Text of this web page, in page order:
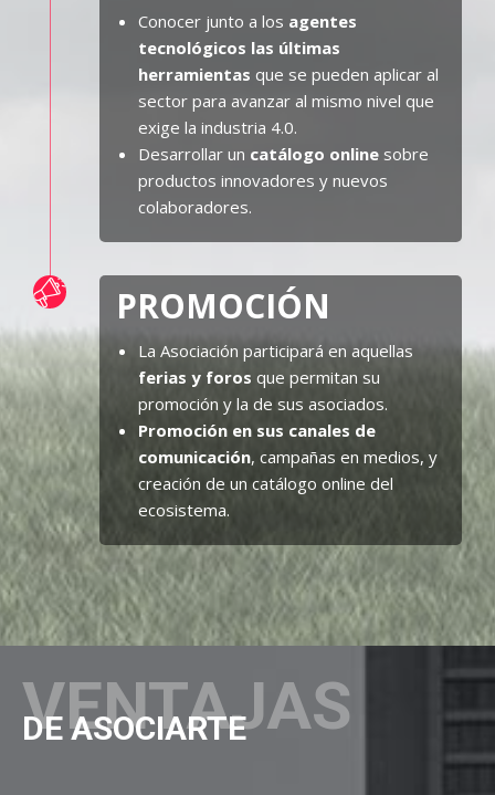
Conocer junto a los agentes
tecnológicos las últimas
herramientas que se pueden aplicar al
sector para avanzar al mismo nivel que
exige la industria 4.0.
Desarrollar un catálogo online sobre
productos innovadores y nuevos
colaboradores.
PROMOCIÓN
La Asociación participará en aquellas
ferias y foros que permitan su
promoción y la de sus asociados.
Promoción en sus canales de
comunicación, campañas en medios, y
creación de un catálogo online del
ecosistema.
VENTAJAS
DE ASOCIARTE